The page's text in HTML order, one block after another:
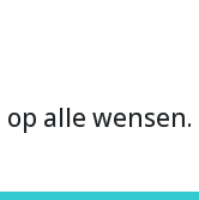
alle wensen.